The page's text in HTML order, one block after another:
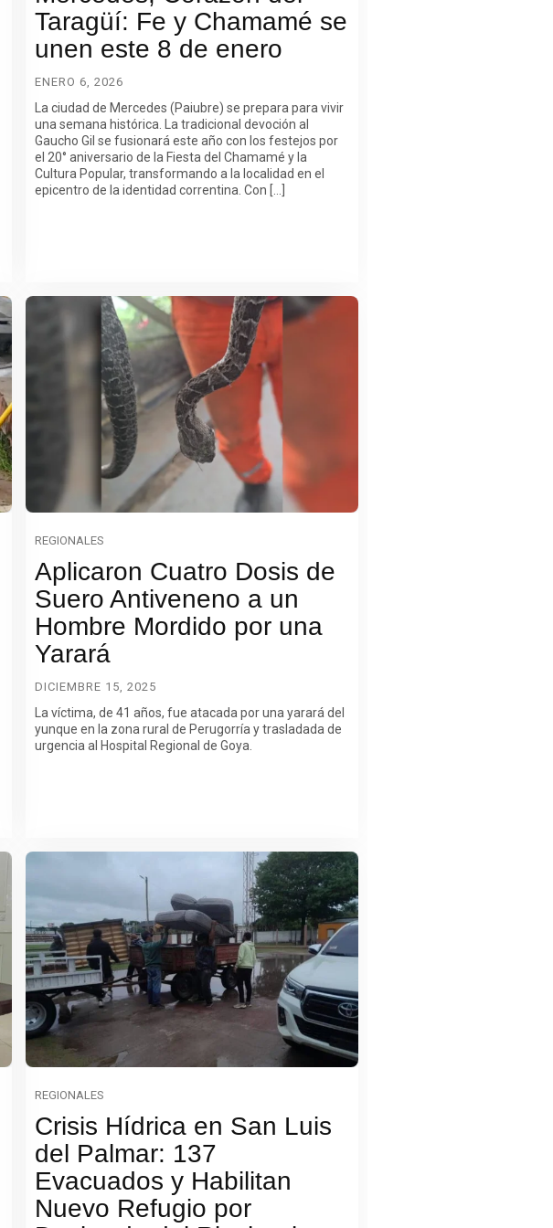
Taragüí: Fe y Chamamé se
unen este 8 de enero
ENERO 6, 2026
La ciudad de Mercedes (Paiubre) se prepara para vivir
una semana histórica. La tradicional devoción al
Gaucho Gil se fusionará este año con los festejos por
el 20° aniversario de la Fiesta del Chamamé y la
Cultura Popular, transformando a la localidad en el
epicentro de la identidad correntina. Con […]
REGIONALES
Aplicaron Cuatro Dosis de
Suero Antiveneno a un
Hombre Mordido por una
Yarará
DICIEMBRE 15, 2025
La víctima, de 41 años, fue atacada por una yarará del
yunque en la zona rural de Perugorría y trasladada de
urgencia al Hospital Regional de Goya.
REGIONALES
Crisis Hídrica en San Luis
del Palmar: 137
Evacuados y Habilitan
Nuevo Refugio por